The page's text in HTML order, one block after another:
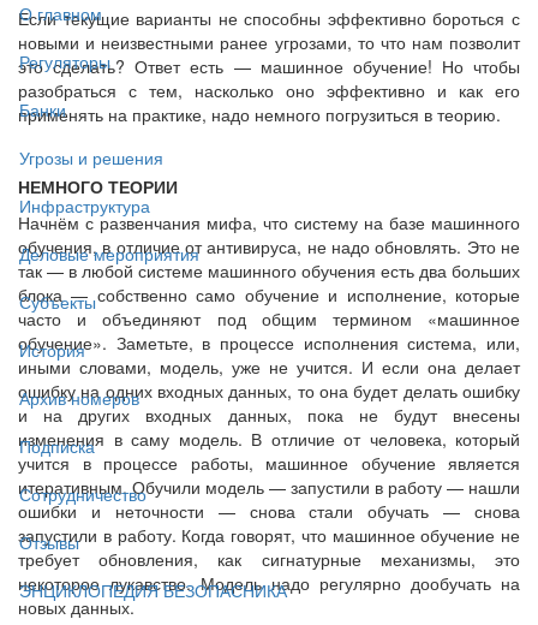
О главном
Регуляторы
Банки
Угрозы и решения
Инфраструктура
Деловые мероприятия
Субъекты
История
Архив номеров
Подписка
Сотрудничество
Отзывы
ЭНЦИКЛОПЕДИЯ БЕЗОПАСНИКА
Если текущие варианты не способны эффективно бороться с
новыми и неизвестными ранее угрозами, то что нам позволит
это сделать? Ответ есть — машинное обучение! Но чтобы
разобраться с тем, насколько оно эффективно и как его
применять на практике, надо немного погрузиться в теорию.
НЕМНОГО ТЕОРИИ
Начнём с развенчания мифа, что систему на базе машинного
обучения, в отличие от антивируса, не надо обновлять. Это не
так — в любой системе машинного обучения есть два больших
блока — собственно само обучение и исполнение, которые
часто и объединяют под общим термином «машинное
обучение». Заметьте, в процессе исполнения система, или,
иными словами, модель, уже не учится. И если она делает
ошибку на одних входных данных, то она будет делать ошибку
и на других входных данных, пока не будут внесены
изменения в саму модель. В отличие от человека, который
учится в процессе работы, машинное обучение является
итеративным. Обучили модель — запустили в работу — нашли
ошибки и неточности — снова стали обучать — снова
запустили в работу. Когда говорят, что машинное обучение не
требует обновления, как сигнатурные механизмы, это
некоторое лукавство. Модель надо регулярно дообучать на
новых данных.